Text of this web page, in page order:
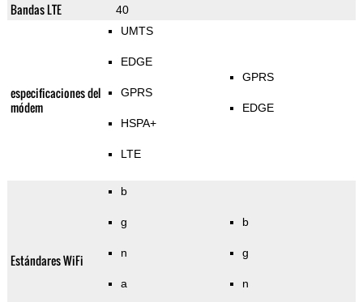
Bandas LTE 40
especificaciones del
módem
UMTS
EDGE
GPRS
HSPA+
LTE
GPRS
EDGE
Estándares WiFi
b
g
n
a
b
g
n